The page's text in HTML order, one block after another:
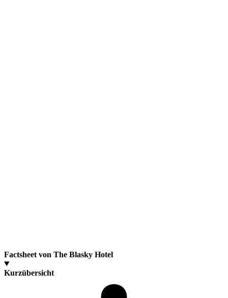
Factsheet von The Blasky Hotel
Kurzübersicht